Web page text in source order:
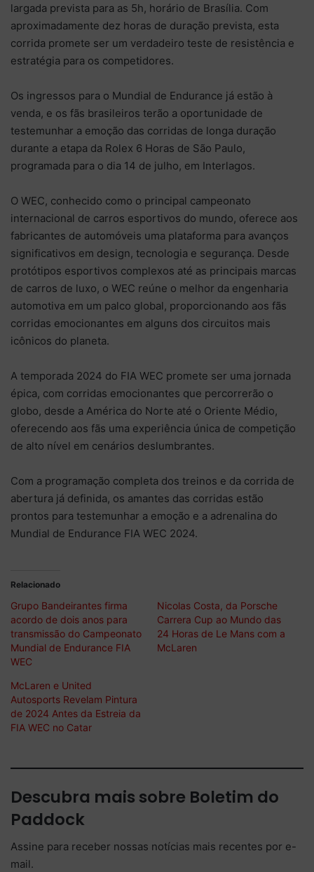
largada prevista para as 5h, horário de Brasília. Com
aproximadamente dez horas de duração prevista, esta
corrida promete ser um verdadeiro teste de resistência e
estratégia para os competidores.
Os ingressos para o Mundial de Endurance já estão à
venda, e os fãs brasileiros terão a oportunidade de
testemunhar a emoção das corridas de longa duração
durante a etapa da Rolex 6 Horas de São Paulo,
programada para o dia 14 de julho, em Interlagos.
O WEC, conhecido como o principal campeonato
internacional de carros esportivos do mundo, oferece aos
fabricantes de automóveis uma plataforma para avanços
significativos em design, tecnologia e segurança. Desde
protótipos esportivos complexos até as principais marcas
de carros de luxo, o WEC reúne o melhor da engenharia
automotiva em um palco global, proporcionando aos fãs
corridas emocionantes em alguns dos circuitos mais
icônicos do planeta.
A temporada 2024 do FIA WEC promete ser uma jornada
épica, com corridas emocionantes que percorrerão o
globo, desde a América do Norte até o Oriente Médio,
oferecendo aos fãs uma experiência única de competição
de alto nível em cenários deslumbrantes.
Com a programação completa dos treinos e da corrida de
abertura já definida, os amantes das corridas estão
prontos para testemunhar a emoção e a adrenalina do
Mundial de Endurance FIA WEC 2024.
Relacionado
Grupo Bandeirantes firma
acordo de dois anos para
transmissão do Campeonato
Mundial de Endurance FIA
WEC
Nicolas Costa, da Porsche
Carrera Cup ao Mundo das
24 Horas de Le Mans com a
McLaren
McLaren e United
Autosports Revelam Pintura
de 2024 Antes da Estreia da
FIA WEC no Catar
Descubra mais sobre Boletim do
Paddock
Assine para receber nossas notícias mais recentes por e-
mail.